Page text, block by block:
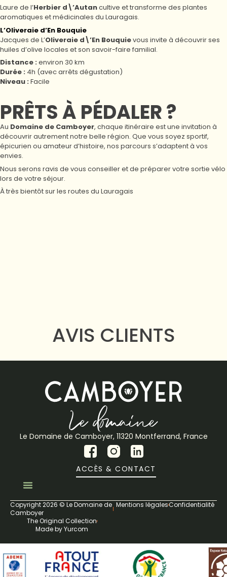
Laure de l’Herbier d\’Autancultive et transforme des plantes
aromatiques et médicinales du Lauragais.
L’Oliveraie d’En Bouquie
Jacques de L’Oliveraie d\’En Bouquievous invite à découvrir ses
huiles d’olive locales et son savoir-faire familial.
Distance :environ 30 km
Durée : 4h (avec arrêts dégustation)
Niveau :Facile
PRÊTS À PÉDALER ?
Au Domaine de Camboyer, chaque itinéraire est une invitation à
découvrir autrement notre belle région. Que vous soyez sportif,
épicurien ou amateur d’histoire, nos parcours s’adaptent à vos
envies.
Nous serons ravis de vous conseiller et de préparer votre sortie vélo
lors de votre séjour.
À très bientôt sur les routes du Lauragais
AVIS CLIENTS
Le Domaine de Camboyer, 11320 Montferrand, France
ACCÈS & CONTACT
Copyright 2026 © Le Domaine de
Camboyer
The Original Collection
Made by Yurcom
Mentions légalesConfidentialité